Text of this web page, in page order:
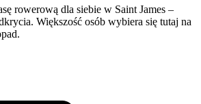
rowerową dla siebie w Saint James –
Większość osób wybiera się tutaj na